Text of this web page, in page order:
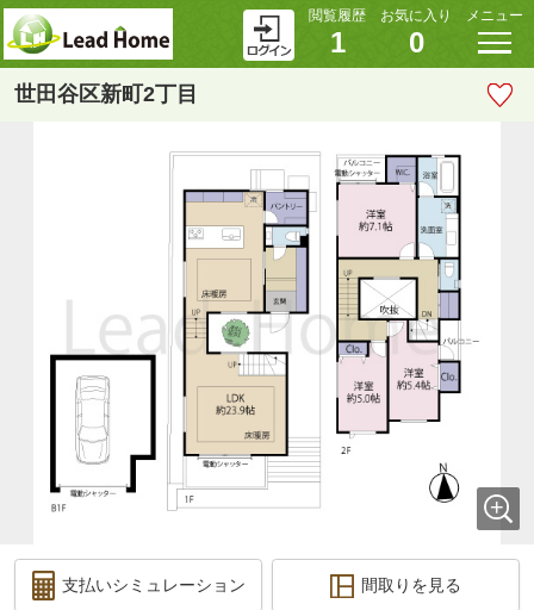
閲覧履歴
1
お気に入り
0
メニュー
世田谷区新町2丁目
支払いシミュレーション 間取りを見る